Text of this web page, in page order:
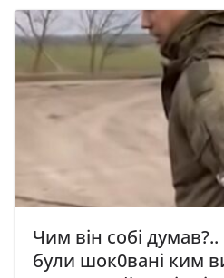
Чим він собі
були шок0вані ким